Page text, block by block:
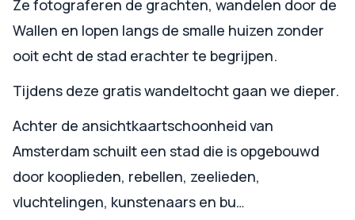
Ze fotograferen de grachten, wandelen door de
Wallen en lopen langs de smalle huizen zonder
ooit echt de stad erachter te begrijpen.
Tijdens deze gratis wandeltocht gaan we dieper.
Achter de ansichtkaartschoonheid van
Amsterdam schuilt een stad die is opgebouwd
door kooplieden, rebellen, zeelieden,
vluchtelingen, kunstenaars en bu…